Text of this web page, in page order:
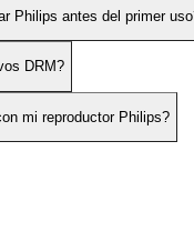
Philips antes del primer
DRM?
mi reproductor Philips?